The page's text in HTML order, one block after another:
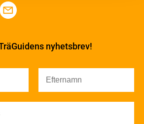
och lufttäthet
nyhetsbrev!